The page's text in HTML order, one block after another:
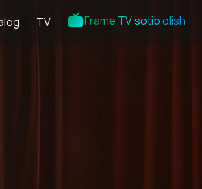
TV Frame TV sotib olish